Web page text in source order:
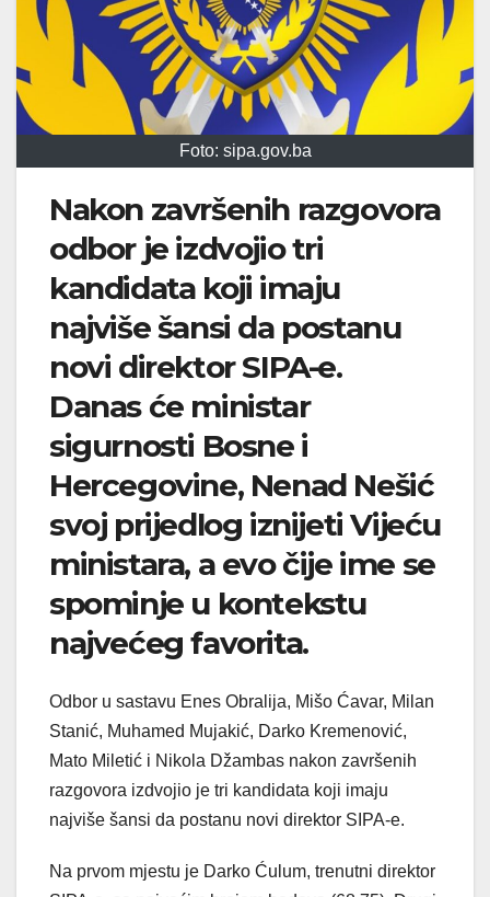
Foto: sipa.gov.ba
Nakon završenih razgovora
odbor je izdvojio tri
kandidata koji imaju
najviše šansi da postanu
novi direktor SIPA-e.
Danas će ministar
sigurnosti Bosne i
Hercegovine, Nenad Nešić
svoj prijedlog iznijeti Vijeću
ministara, a evo čije ime se
spominje u kontekstu
najvećeg favorita.
Odbor u sastavu Enes Obralija, Mišo Ćavar, Milan
Stanić, Muhamed Mujakić, Darko Kremenović,
Mato Miletić i Nikola Džambas nakon završenih
razgovora izdvojio je tri kandidata koji imaju
najviše šansi da postanu novi direktor SIPA-e.
Na prvom mjestu je Darko Ćulum, trenutni direktor